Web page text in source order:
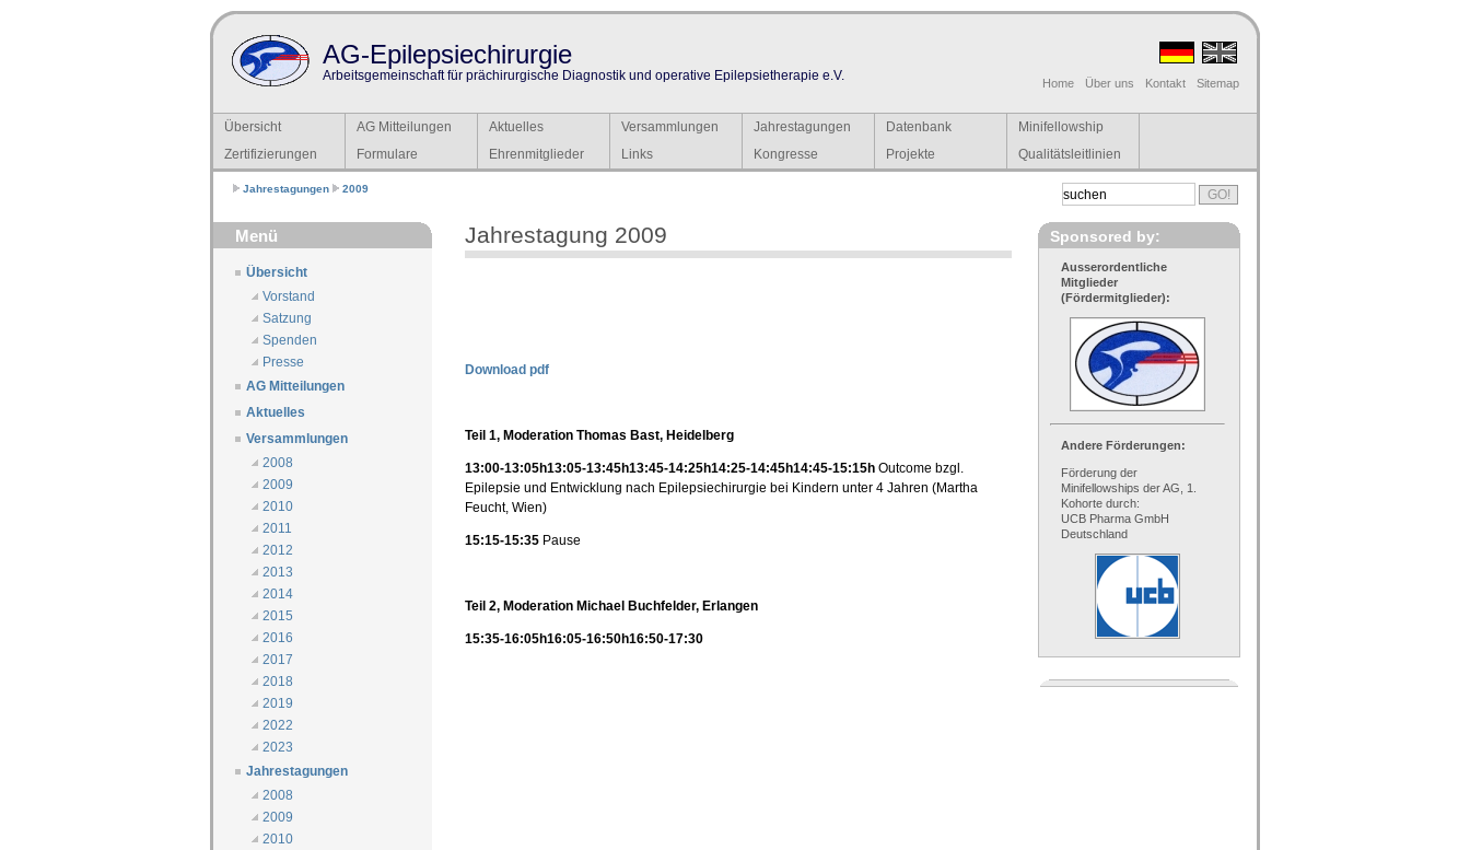
AG-Epilepsiechirurgie
Arbeitsgemeinschaft für prächirurgische Diagnostik und operative Epilepsietherapie e.V. Home Über uns Kontakt Sitemap
Übersicht AG Mitteilungen Aktuelles Versammlungen Jahrestagungen Datenbank
Minifellowship
Zertifizierungen
Formulare Ehrenmitglieder Links Kongresse Projekte Qualitätsleitlinien
Jahrestagungen 2009
Menü
Übersicht
Vorstand
Satzung
Spenden
Presse
AG Mitteilungen
Aktuelles
Versammlungen
2008
2009
2010
2011
2012
2013
2014
2015
2016
2017
2018
2019
2022
2023
Jahrestagungen
2008
2009
2010
Jahrestagung 2009
Download pdf
Teil 1, Moderation Thomas Bast, Heidelberg
13:00-13:05h13:05-13:45h13:45-14:25h14:25-14:45h14:45-15:15h Outcome bzgl.
Epilepsie und Entwicklung nach Epilepsiechirurgie bei Kindern unter 4 Jahren (Martha
Feucht, Wien)
15:15-15:35 Pause
Teil 2, Moderation Michael Buchfelder, Erlangen
15:35-16:05h16:05-16:50h16:50-17:30
Sponsored by:
Ausserordentliche
Mitglieder
(Fördermitglieder):
Andere Förderungen:
Förderung der
Minifellowships der AG, 1.
Kohorte durch:
UCB Pharma GmbH
Deutschland